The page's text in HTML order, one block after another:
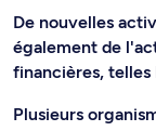
De nouvelles
également de
financières, telles
Plusieurs